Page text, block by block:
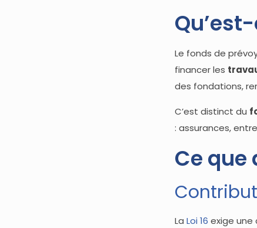
Le fonds de
financer les
des fondations,
C’est distinct du
: assurances,
Ce que
La Loi 16 exige une